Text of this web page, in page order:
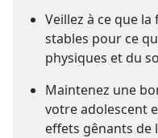
Veillez à ce que
stables pour ce
physiques et du
Maintenez une
votre adolescent
effets gênants de